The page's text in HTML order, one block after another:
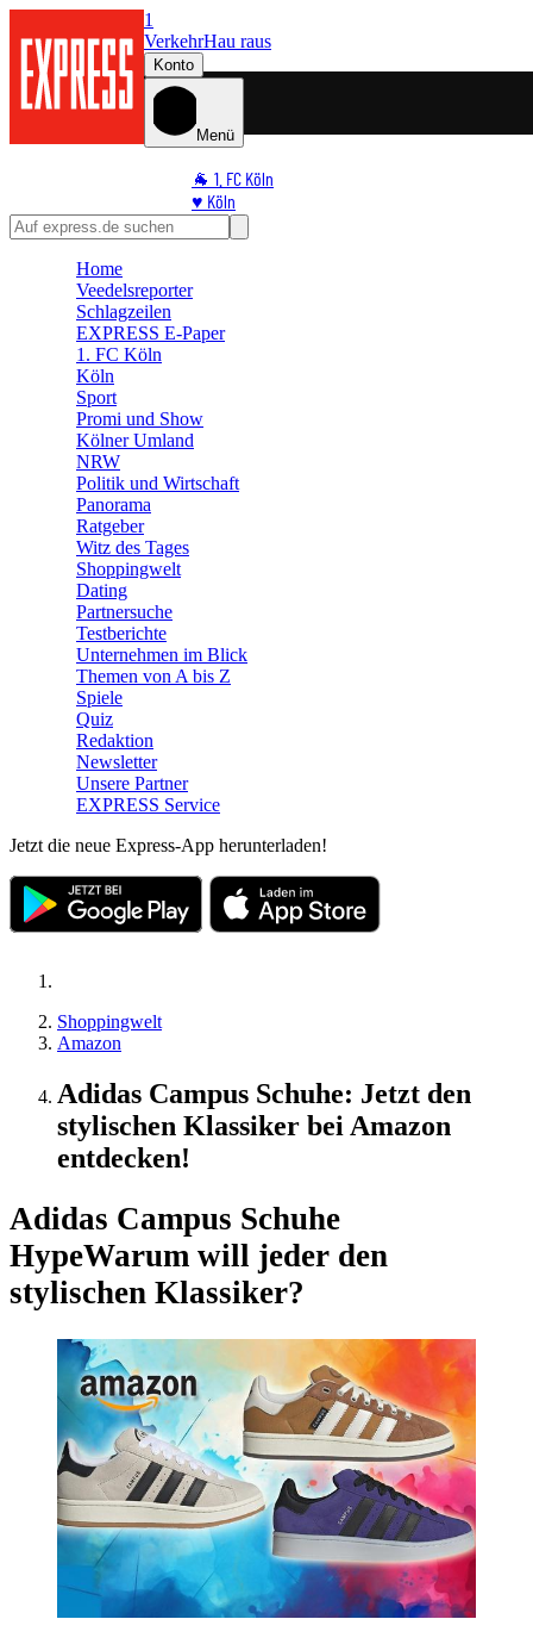
1
VerkehrHau raus
Konto
Menü
🐐 1. FC Köln
♥️ Köln
⭐ Promi
🛒 Shoppingwelt
Home
Veedelsreporter
Schlagzeilen
EXPRESS E-Paper
1. FC Köln
Köln
Sport
Promi und Show
Kölner Umland
NRW
Politik und Wirtschaft
Panorama
Ratgeber
Witz des Tages
Shoppingwelt
Dating
Partnersuche
Testberichte
Unternehmen im Blick
Themen von A bis Z
Spiele
Quiz
Redaktion
Newsletter
Unsere Partner
EXPRESS Service
Jetzt die neue Express-App herunterladen!
Shoppingwelt
Amazon
Adidas Campus Schuhe: Jetzt den
stylischen Klassiker bei Amazon
entdecken!
Adidas Campus Schuhe
HypeWarum will jeder den
stylischen Klassiker?